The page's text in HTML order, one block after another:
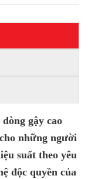
dòng gậy cao
những người
suất theo yêu
độc quyền của